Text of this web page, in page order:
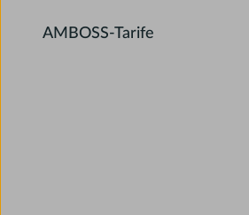
AMBOSS-Tarife